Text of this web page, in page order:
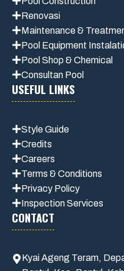
Renovasi
Maintenance&
Pool Equipment
Pool Shop & Chemical
Consultan Pool
USEFUL LINKS
Style Guide
Credits
Careers
Terms & Conditions
Privacy Policy
Inspection Services
CONTACT
Kyai Ageng Teram,